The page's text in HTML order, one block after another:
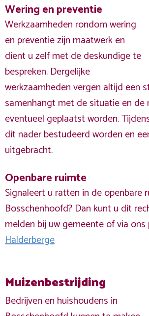
Wering en preventie
Werkzaamheden rondom wering
en preventie zijn maatwerk en
dient u zelf met de deskundige te
bespreken. Dergelijke
werkzaamheden vergen altijd een
samenhangt met de situatie en de
eventueel geplaatst worden.
dit nader bestudeerd worden en
uitgebracht.
Openbare ruimte
Signaleert u ratten in de openbare
Bosschenhoofd? Dan kunt u dit
melden bij uw gemeente of via
Halderberge
Muizenbestrijding
Bedrijven en huishoudens in